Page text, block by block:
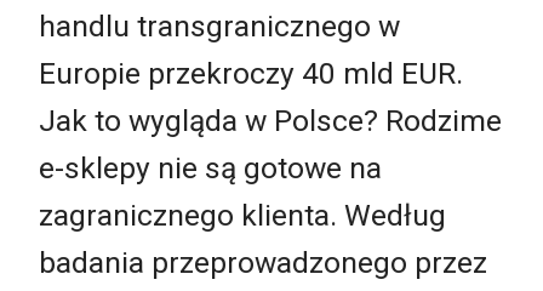
handlu transgranicznego w
Europie przekroczy 40 mld EUR.
Jak to wygląda w Polsce? Rodzime
e-sklepy nie są gotowe na
zagranicznego klienta. Według
badania przeprowadzonego przez